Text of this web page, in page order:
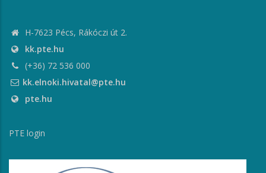
H-7623 Pécs, Rákóczi út 2.
kk.pte.hu
(+36) 72 536 000
kk.elnoki.hivatal@pte.hu
pte.hu
PTE login